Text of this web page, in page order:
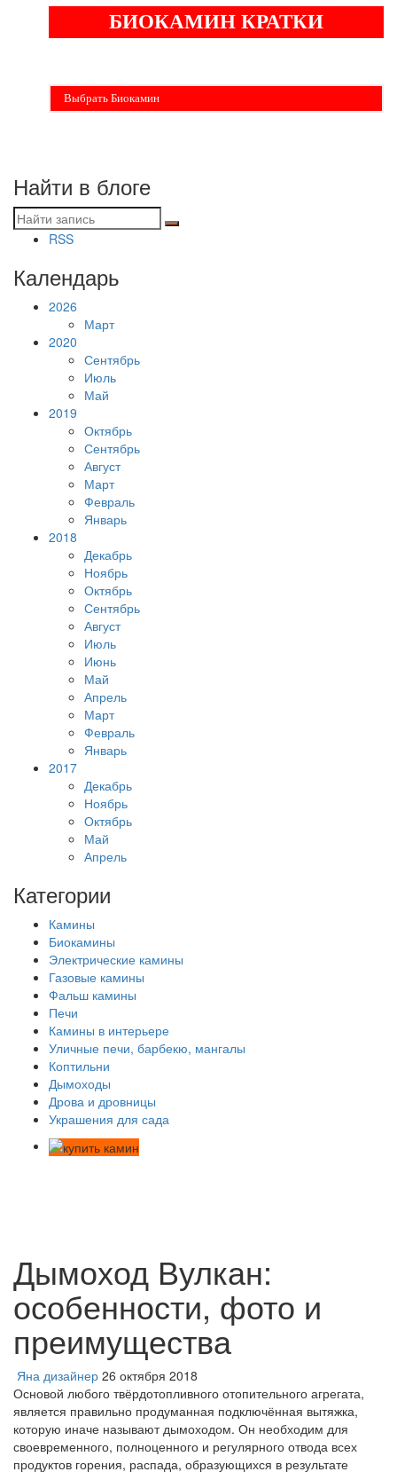
БИОКАМИН КРАТКИ
Выбрать Биокамин
Найти в блоге
RSS
Календарь
2026
Март
2020
Сентябрь
Июль
Май
2019
Октябрь
Сентябрь
Август
Март
Февраль
Январь
2018
Декабрь
Ноябрь
Октябрь
Сентябрь
Август
Июль
Июнь
Май
Апрель
Март
Февраль
Январь
2017
Декабрь
Ноябрь
Октябрь
Май
Апрель
Категории
Камины
Биокамины
Электрические камины
Газовые камины
Фальш камины
Печи
Камины в интерьере
Уличные печи, барбекю, мангалы
Коптильни
Дымоходы
Дрова и дровницы
Украшения для сада
Дымоход Вулкан:
особенности, фото и
преимущества
Яна дизайнер 26 октября 2018
Основой любого твёрдотопливного отопительного агрегата,
является правильно продуманная подключённая вытяжка,
которую иначе называют дымоходом. Он необходим для
своевременного, полноценного и регулярного отвода всех
продуктов горения, распада, образующихся в результате